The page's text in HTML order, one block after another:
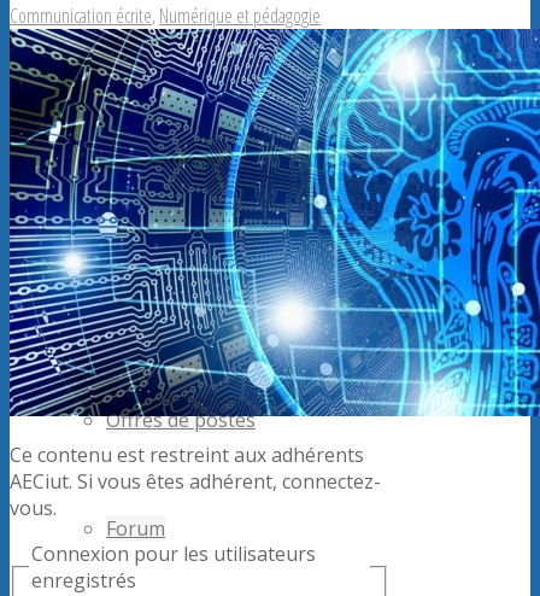
Publications
Adhérents AECiut
Promouvoir l’AECiut
Offres de postes
Forum
Communication écrite,Numérique et pédagogie
Ce contenu est restreint aux adhérents
AECiut. Si vous êtes adhérent, connectez-
vous.
Connexion pour les utilisateurs
enregistrés